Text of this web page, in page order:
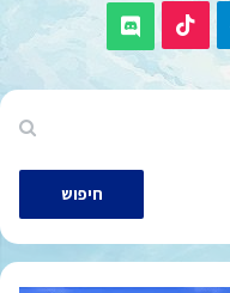
Telegram
TikTok
Discord
חיפוש: